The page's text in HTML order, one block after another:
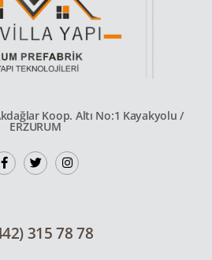
Koop. Altı No:1 Kayakyolu /
ERZURUM
315 78 78